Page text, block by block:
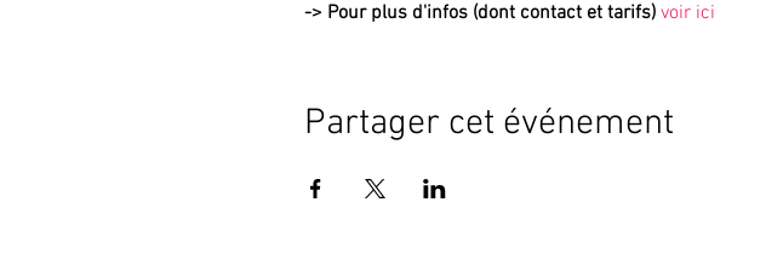
-> Pour plus d'infos (dont contact et tarifs) voir ici
Partager cet événement